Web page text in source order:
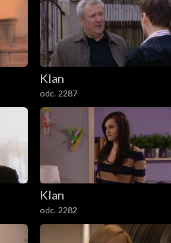
Klan
odc. 2287
Klan
odc. 2282